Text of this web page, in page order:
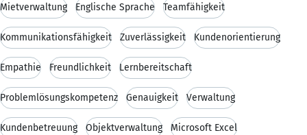
Mietverwaltung Englische Sprache Teamfähigkeit
Kommunikationsfähigkeit Zuverlässigkeit Kundenorientierung
Empathie Freundlichkeit Lernbereitschaft
Problemlösungskompetenz Genauigkeit Verwaltung
Kundenbetreuung Objektverwaltung Microsoft Excel